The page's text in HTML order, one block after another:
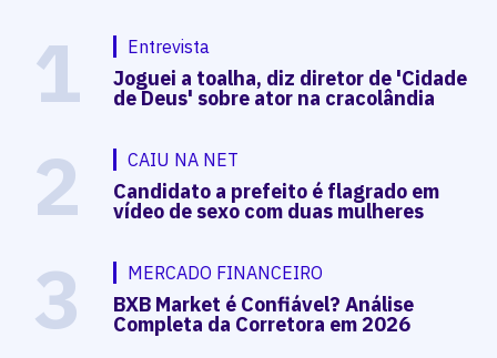
1 Entrevista
Joguei a toalha, diz diretor de 'Cidade
de Deus' sobre ator na cracolândia
2 CAIU NA NET
Candidato a prefeito é flagrado em
vídeo de sexo com duas mulheres
3 MERCADO FINANCEIRO
BXB Market é Confiável? Análise
Completa da Corretora em 2026